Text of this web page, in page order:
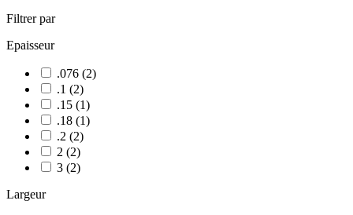
Filtrer par
Epaisseur
.076 (2)
.1 (2)
.15 (1)
.18 (1)
.2 (2)
2 (2)
3 (2)
Largeur